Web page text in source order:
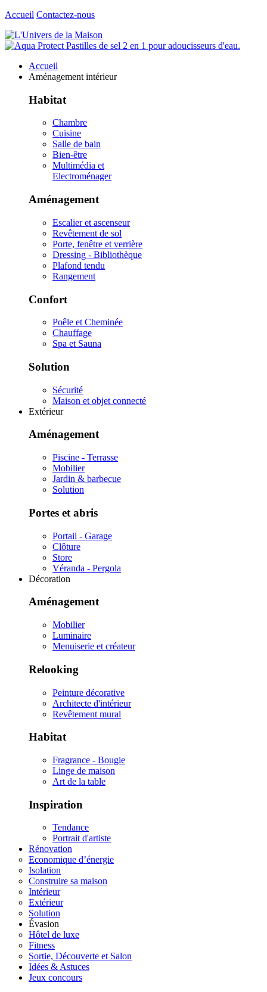
Accueil Contactez-nous
Accueil
Aménagement intérieur
Habitat
Chambre
Cuisine
Salle de bain
Bien-être
Multimédia et
Electroménager
Aménagement
Escalier et ascenseur
Revêtement de sol
Porte, fenêtre et verrière
Dressing - Bibliothèque
Plafond tendu
Rangement
Confort
Poêle et Cheminée
Chauffage
Spa et Sauna
Solution
Sécurité
Maison et objet connecté
Extérieur
Aménagement
Piscine - Terrasse
Mobilier
Jardin & barbecue
Solution
Portes et abris
Portail - Garage
Clôture
Store
Véranda - Pergola
Décoration
Aménagement
Mobilier
Luminaire
Menuiserie et créateur
Relooking
Peinture décorative
Architecte d'intérieur
Revêtement mural
Habitat
Fragrance - Bougie
Linge de maison
Art de la table
Inspiration
Tendance
Portrait d'artiste
Rénovation
Economique d’énergie
Isolation
Construire sa maison
Intérieur
Extérieur
Solution
Évasion
Hôtel de luxe
Fitness
Sortie, Découverte et Salon
Idées & Astuces
Jeux concours